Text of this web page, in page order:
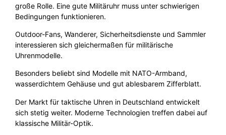
große Rolle. Eine gute Militäruhr muss unter schwierigen
Bedingungen funktionieren.
Outdoor-Fans, Wanderer, Sicherheitsdienste und Sammler
interessieren sich gleichermaßen für militärische
Uhrenmodelle.
Besonders beliebt sind Modelle mit NATO-Armband,
wasserdichtem Gehäuse und gut ablesbarem Zifferblatt.
Der Markt für taktische Uhren in Deutschland entwickelt
sich stetig weiter. Moderne Technologien treffen dabei auf
klassische Militär-Optik.